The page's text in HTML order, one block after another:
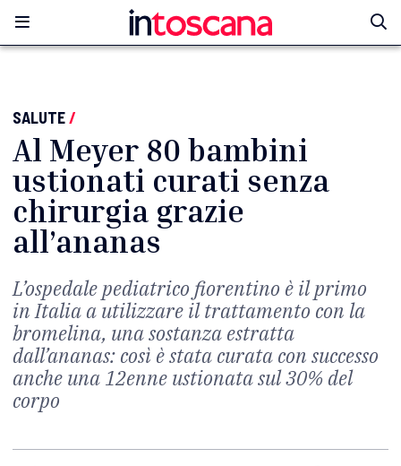
SALUTE/
Al Meyer 80 bambini
ustionati curati senza
chirurgia grazie
all’ananas
L’ospedale pediatrico fiorentino è il primo
in Italia a utilizzare il trattamento con la
bromelina, una sostanza estratta
dall’ananas: così è stata curata con successo
anche una 12enne ustionata sul 30% del
corpo